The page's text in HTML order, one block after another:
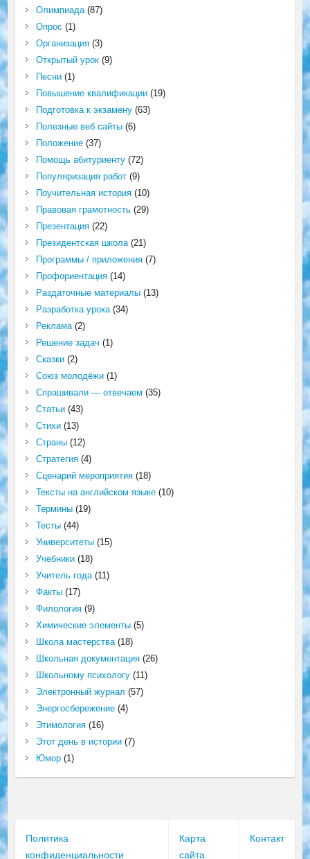
Олимпиада(87)
Опрос (1)
Организация(3)
Открытый урок(9)
Песни(1)
Повышение квалификации(19)
Подготовка к экзамену(63)
Полезные веб сайты(6)
Положение(37)
Помощь абитуриенту(72)
Популяризация работ(9)
Поучительная история(10)
Правовая грамотность(29)
Презентация(22)
Президентская школа(21)
Программы / приложения(7)
Профориентация(14)
Раздаточные материалы(13)
Разработка урока(34)
Реклама(2)
Решение задач (1)
Сказки(2)
Союз молодёжи(1)
Спрашивали — отвечаем (35)
Статьи(43)
Стихи(13)
Страны(12)
Стратегия(4)
Сценарий мероприятия(18)
Тексты на английском языке(10)
Термины(19)
Тесты(44)
Университеты(15)
Учебники(18)
Учитель года(11)
Факты(17)
Филология(9)
Химические элементы(5)
Школа мастерства(18)
Школьная документация(26)
Школьному психологу(11)
Электронный журнал (57)
Энергосбережение(4)
Этимология(16)
Этот день в истории(7)
Юмор(1)
Политика
конфиденциальности
Карта
сайта
Контакт